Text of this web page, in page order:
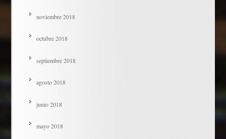
noviembre 2018
octubre 2018
septiembre 2018
agosto 2018
junio 2018
mayo 2018